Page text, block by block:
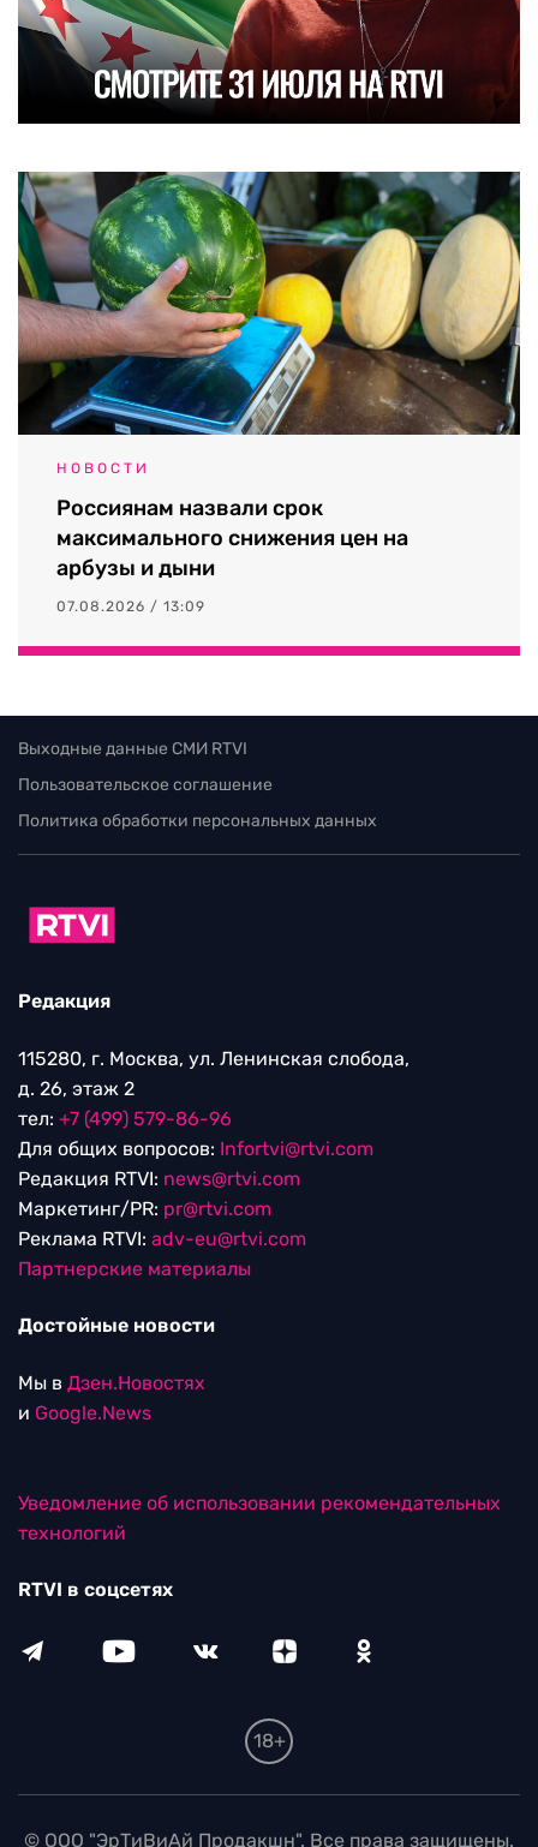
НОВОСТИ
Россиянам назвали срок
максимального снижения цен на
арбузы и дыни
07.08.2026 / 13:09
Выходные данные СМИ RTVI
Пользовательское соглашение
Политика обработки персональных данных
Редакция
115280, г. Москва, ул. Ленинская слобода,
д. 26, этаж 2
тел: +7 (499) 579-86-96
Для общих вопросов: Infortvi@rtvi.com
Редакция RTVI: news@rtvi.com
Маркетинг/PR: pr@rtvi.com
Реклама RTVI: adv-eu@rtvi.com
Партнерские материалы
Достойные новости
Мы в Дзен.Новостях
и Google.News
Уведомление об использовании рекомендательных
технологий
RTVI в соцсетях
18+
© ООО "ЭрТиВиАй Продакшн". Все права защищены.